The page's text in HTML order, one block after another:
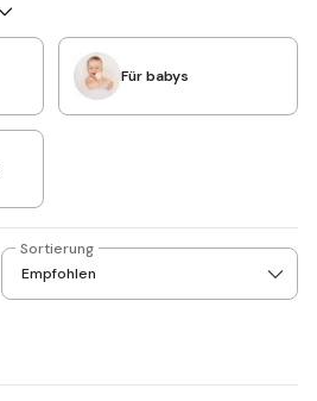
Für babys
Sortierung